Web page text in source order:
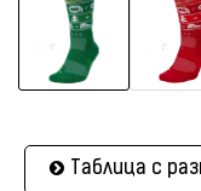
Таблица с